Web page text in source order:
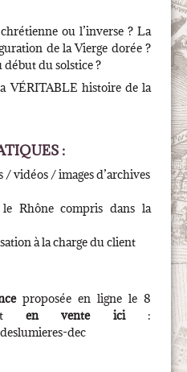
ou l’inverse ? La
de la Vierge dorée ?
du solstice ?
VÉRITABLE histoire de la
:
vidéos / images d’archives
Rhône compris dans la
à la charge du client
proposée en ligne le 8
en vente ici:
dec